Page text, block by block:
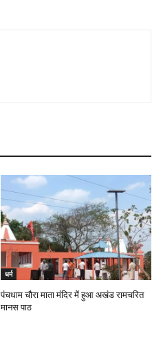
धर्म
पंचधाम चौरा माता मंदिर में हुआ अखंड रामचरित
मानस पाठ